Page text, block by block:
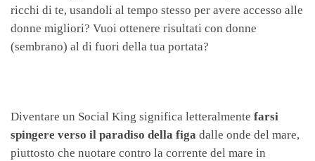
ricchi di te, usandoli al tempo stesso per avere accesso alle
donne migliori? Vuoi ottenere risultati con donne
(sembrano) al di fuori della tua portata?
Diventare un Social King significa letteralmente farsi
spingere verso il paradiso della figa dalle onde del mare,
piuttosto che nuotare contro la corrente del mare in